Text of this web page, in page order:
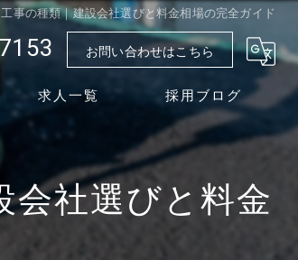
事の種類｜建設会社選びと料金相場の完全ガイド
お問い合わせはこちら
求人一覧 採用ブログ
会社選びと料金